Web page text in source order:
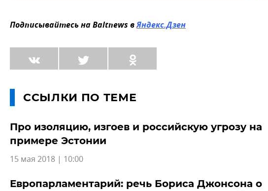
Подписывайтесь на Baltnews вЯндекс.Дзен
ССЫЛКИ ПО ТЕМЕ
Про изоляцию, изгоев и российскую угрозу на
примере Эстонии
15 мая 2018 | 10:00
Европарламентарий: речь Бориса Джонсона о